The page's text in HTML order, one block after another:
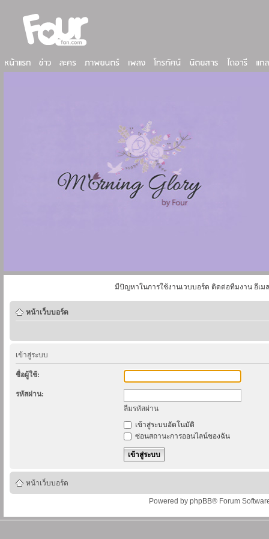
มีปัญหาในการใช้งานเวบบอร์ด ติดต่อทีมงาน อีเม
หน้าเว็บบอร์ด
เข้าสู่ระบบ
ชื่อผู้ใช้:
รหัสผ่าน:
ลืมรหัสผ่าน
เข้าสู่ระบบอัตโนมัติ
ซ่อนสถานะการออนไลน์ของฉัน
หน้าเว็บบอร์ด
Powered by phpBB® Forum